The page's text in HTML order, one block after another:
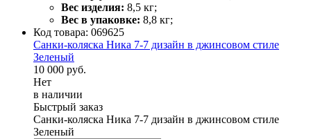
Вес изделия: 8,5 кг;
Вес в упаковке: 8,8 кг;
Код товара: 069625
Санки-коляска Ника 7-7 дизайн в джинсовом стиле
Зеленый
10 000 руб.
Нет
в наличии
Быстрый заказ
Санки-коляска Ника 7-7 дизайн в джинсовом стиле
Зеленый